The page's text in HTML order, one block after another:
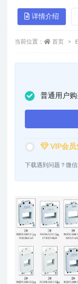
详情介绍
当前位置： 首页
普通用户
VIP会员
下载遇到问题？微信: